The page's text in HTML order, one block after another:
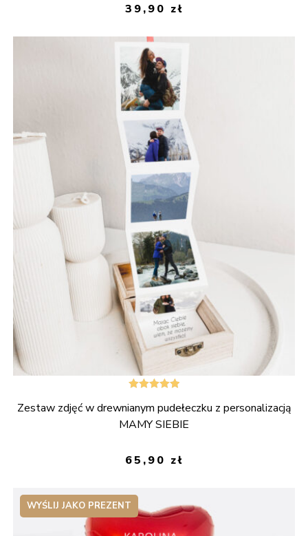
39,90 zł
5.00na 5
Zestaw zdjęć w drewnianym pudełeczku z personalizacją
MAMY SIEBIE
65,90 zł
WYŚLIJ JAKO PREZENT